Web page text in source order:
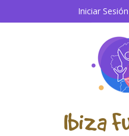
Iniciar
Ibiza